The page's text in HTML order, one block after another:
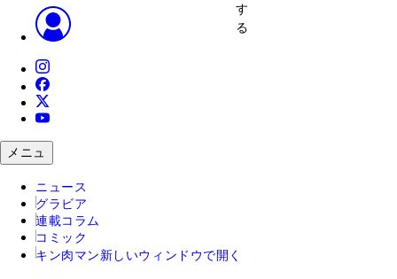
す
る
メニュ
ニュース
グラビア
連載コラム
コミック
キン肉マン 新しいウィンドウで開く